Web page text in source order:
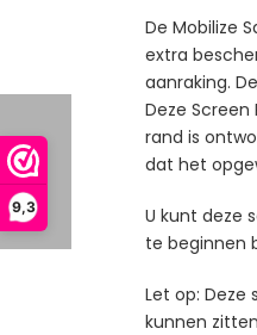
9,3
De Mobilize
extra
aanraking.
Deze
rand is
dat het
U kunt deze
te beginnen
Let op:
kunnen